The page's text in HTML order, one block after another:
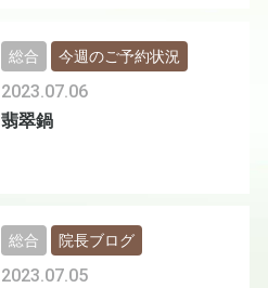
翡翠鍋
2023.07.06
総合 今週のご予約状況
2023.07.05
総合 院長ブログ